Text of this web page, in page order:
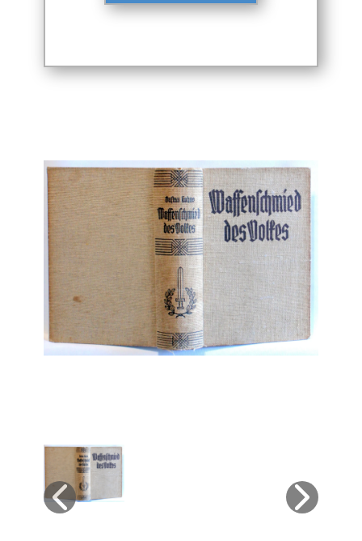
Computer / IT
Drikkevare / Øl / Vin
Europa
Fantasy / Sciencefiction
Filosofi
Håndarbejde
Håndværk
Hus / Have
Husdyr